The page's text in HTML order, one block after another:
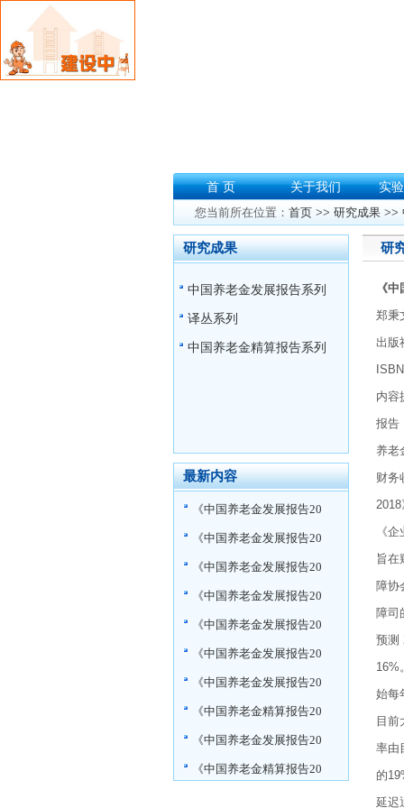
首 页 关于我们 实
您当前所在位置： 首页 >> 研究成果 >>
研究成果
中国养老金发展报告系列
译丛系列
中国养老金精算报告系列
最新内容
《中国养老金发展报告20
《中国养老金发展报告20
《中国养老金发展报告20
《中国养老金发展报告20
《中国养老金发展报告20
《中国养老金发展报告20
《中国养老金发展报告20
《中国养老金精算报告20
《中国养老金发展报告20
《中国养老金精算报告20
研
《
郑秉
出版
ISBN
内容
报告
养老
财务
《
旨在
障协
障司
预测
16%
始每
目前
率由
的
延迟